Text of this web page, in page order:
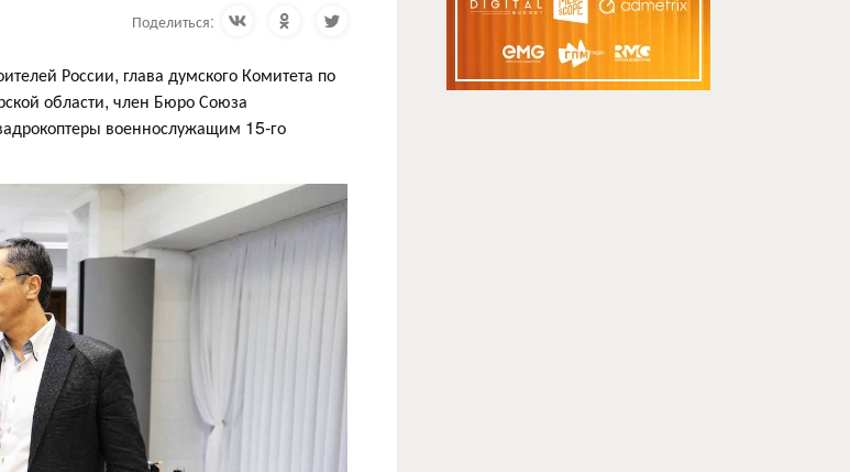
Поделиться:
России, глава думского Комитета по
области, член Бюро Союза
военнослужащим 15-го